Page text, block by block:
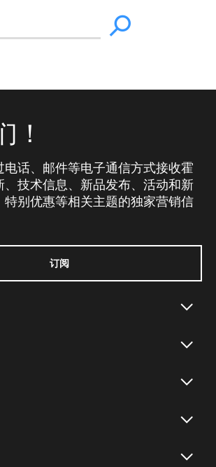
！
电话、邮件等电子通信方式接收霍
、技术信息、新品发布、活动和新
特别优惠等相关主题的独家营销信
订阅